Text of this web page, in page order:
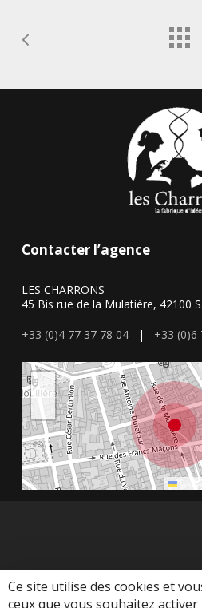
Ce site utilise des cookies et
ceux que vous souhaitez activer
Contacter l’agence
LES CHARRONS
45 Bis rue de la Mulatière, 42100
+33 (0)4 77 37 78 04| +33 (0)6
+
Leaflet